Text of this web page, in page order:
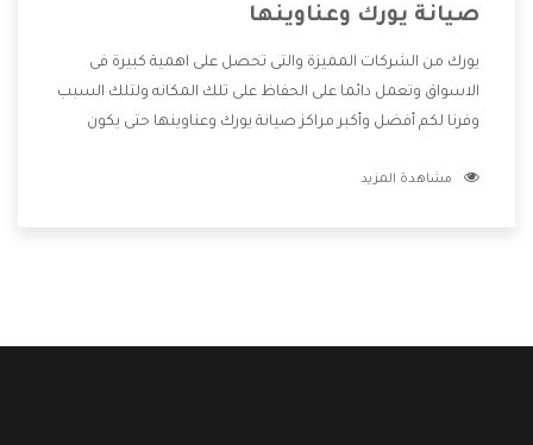
صيانة يورك وعناوينها
يورك من الشركات المميزة والتى تحصل على اهمية كبيرة فى
الاسواق وتعمل دائما على الحفاظ على تلك المكانه ولتلك السبب
وفرنا لكم أفضل وأكبر مراكز صيانة يورك وعناوينها حتى يكون
دون اى ازعاج كما أننا نهتم بكل ما يحتاجه المستهلك لكى نحافظ
مشاهدة المزيد